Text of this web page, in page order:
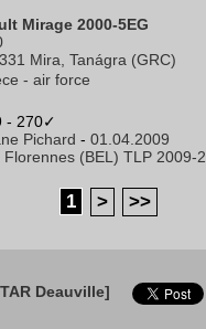
Mirage 2000-5EG
331 Mira, Tanágra (GRC)
- air force
- 270✓
Pichard - 01.04.2009
Florennes (BEL) TLP 2009-2
1 > >>
Deauville]